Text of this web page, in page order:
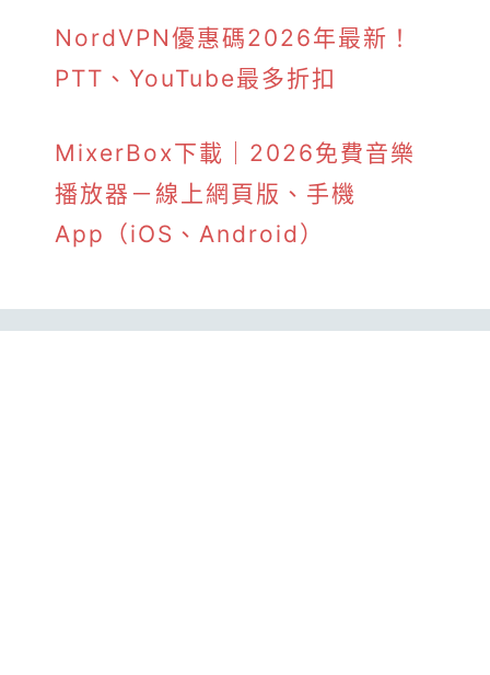
NordVPN優惠碼2026年最新！
PTT、YouTube最多折扣
MixerBox下載｜2026免費音樂
播放器－線上網頁版、手機
App（iOS、Android）